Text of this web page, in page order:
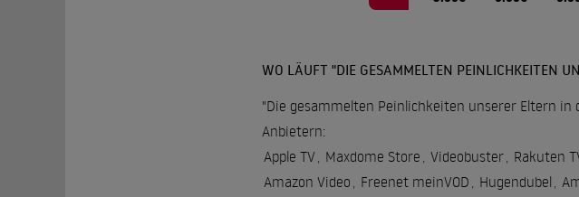
WO LÄUFT "DIE GESAMMELTEN PEINLICHKEITEN
"Die gesammelten Peinlichkeiten unserer Eltern
Anbietern:
Apple TV
Maxdome Store Videobuster Rakuten
Amazon Video
Freenet meinVOD Hugendubel